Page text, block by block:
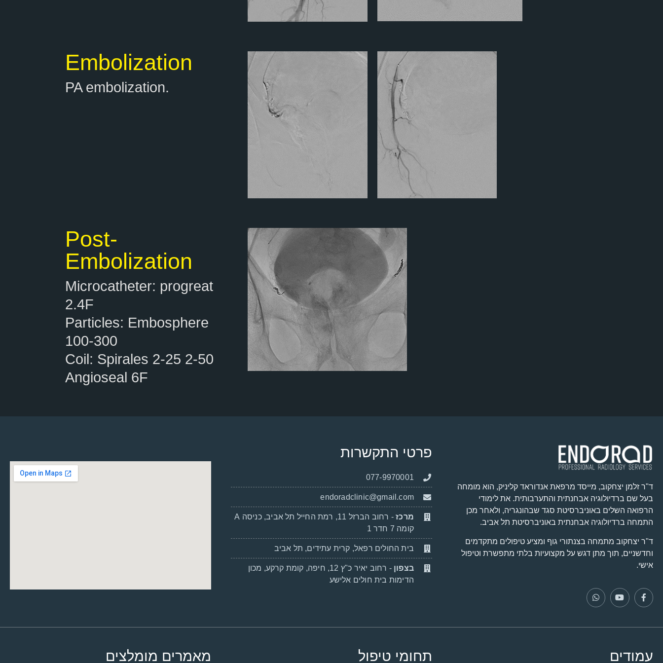
Embolization
PA embolization.
Post-
Embolization
Microcatheter: progreat
2.4F
Particles: Embosphere
100-300
Coil: Spirales 2-25 2-50
Angioseal 6F
ד"ר זלמן יצחקוב, מייסד מרפאת אנדוראד קליניק, הוא מומחה
בעל שם ברדיולוגיה אבחנתית והתערבותית. את לימודי
הרפואה השלים באוניברסיטת סגד שבהונגריה, ולאחר מכן
התמחה ברדיולוגיה אבחנתית באוניברסיטת תל אביב.
ד"ר יצחקוב מתמחה בצנתורי גוף ומציע טיפולים מתקדמים
וחדשניים, תוך מתן דגש על מקצועיות בלתי מתפשרת וטיפול
אישי.
פרטי התקשרות
077-9970001
endoradclinic@gmail.com
מרכז
- רחוב הברזל 11, רמת החייל תל אביב, כניסה A
קומה 7 חדר 1
בית החולים רפאל, קרית עתידים, תל אביב
בצפון
- רחוב יאיר כ"ץ 12, חיפה, קומת קרקע, מכון
הדימות בית חולים אלישע
עמודים תחומי טיפול מאמרים מומלצים